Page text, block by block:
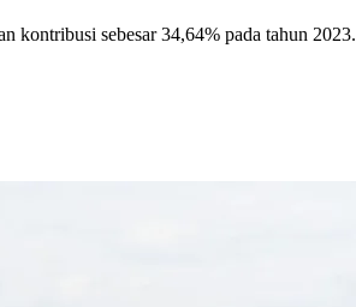
kontribusi sebesar 34,64% pada tahun 2023.